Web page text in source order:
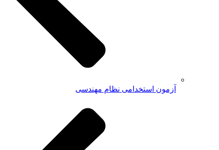
آزمون استخدامی نظام مهندسی